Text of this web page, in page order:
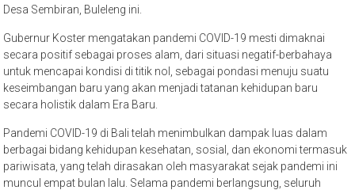
Desa Sembiran, Buleleng ini.
Gubernur Koster mengatakan pandemi COVID-19 mesti dimaknai
secara positif sebagai proses alam, dari situasi negatif-berbahaya
untuk mencapai kondisi di titik nol, sebagai pondasi menuju suatu
keseimbangan baru yang akan menjadi tatanan kehidupan baru
secara holistik dalam Era Baru.
Pandemi COVID-19 di Bali telah menimbulkan dampak luas dalam
berbagai bidang kehidupan kesehatan, sosial, dan ekonomi termasuk
pariwisata, yang telah dirasakan oleh masyarakat sejak pandemi ini
muncul empat bulan lalu. Selama pandemi berlangsung, seluruh